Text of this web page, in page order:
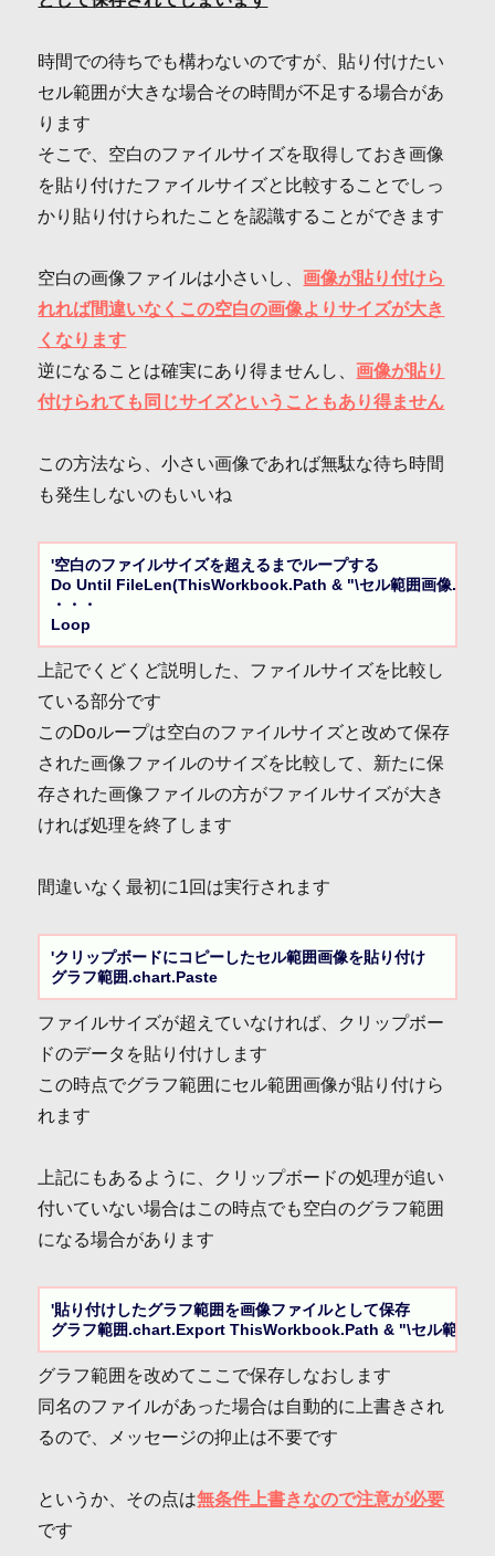
時間での待ちでも構わないのですが、貼り付けたい
セル範囲が大きな場合その時間が不足する場合があ
ります
そこで、空白のファイルサイズを取得しておき画像
を貼り付けたファイルサイズと比較することでしっ
かり貼り付けられたことを認識することができます
空白の画像ファイルは小さいし、画像が貼り付けら
れれば間違いなくこの空白の画像よりサイズが大き
くなります
逆になることは確実にあり得ませんし、画像が貼り
付けられても同じサイズということもあり得ません
この方法なら、小さい画像であれば無駄な待ち時間
も発生しないのもいいね
'空白のファイルサイズを超えるまでループする
Do Until FileLen(ThisWorkbook.Path & "\セル範囲画像
・・・
Loop
上記でくどくど説明した、ファイルサイズを比較し
ている部分です
このDoループは空白のファイルサイズと改めて保存
された画像ファイルのサイズを比較して、新たに保
存された画像ファイルの方がファイルサイズが大き
ければ処理を終了します
間違いなく最初に1回は実行されます
'クリップボードにコピーしたセル範囲画像を貼り付け
グラフ範囲.chart.Paste
ファイルサイズが超えていなければ、クリップボー
ドのデータを貼り付けします
この時点でグラフ範囲にセル範囲画像が貼り付けら
れます
上記にもあるように、クリップボードの処理が追い
付いていない場合はこの時点でも空白のグラフ範囲
になる場合があります
'貼り付けしたグラフ範囲を画像ファイルとして保存
グラフ範囲.chart.Export ThisWorkbook.Path & "\セル範囲
グラフ範囲を改めてここで保存しなおします
同名のファイルがあった場合は自動的に上書きされ
るので、メッセージの抑止は不要です
というか、その点は無条件上書きなので注意が必要
です